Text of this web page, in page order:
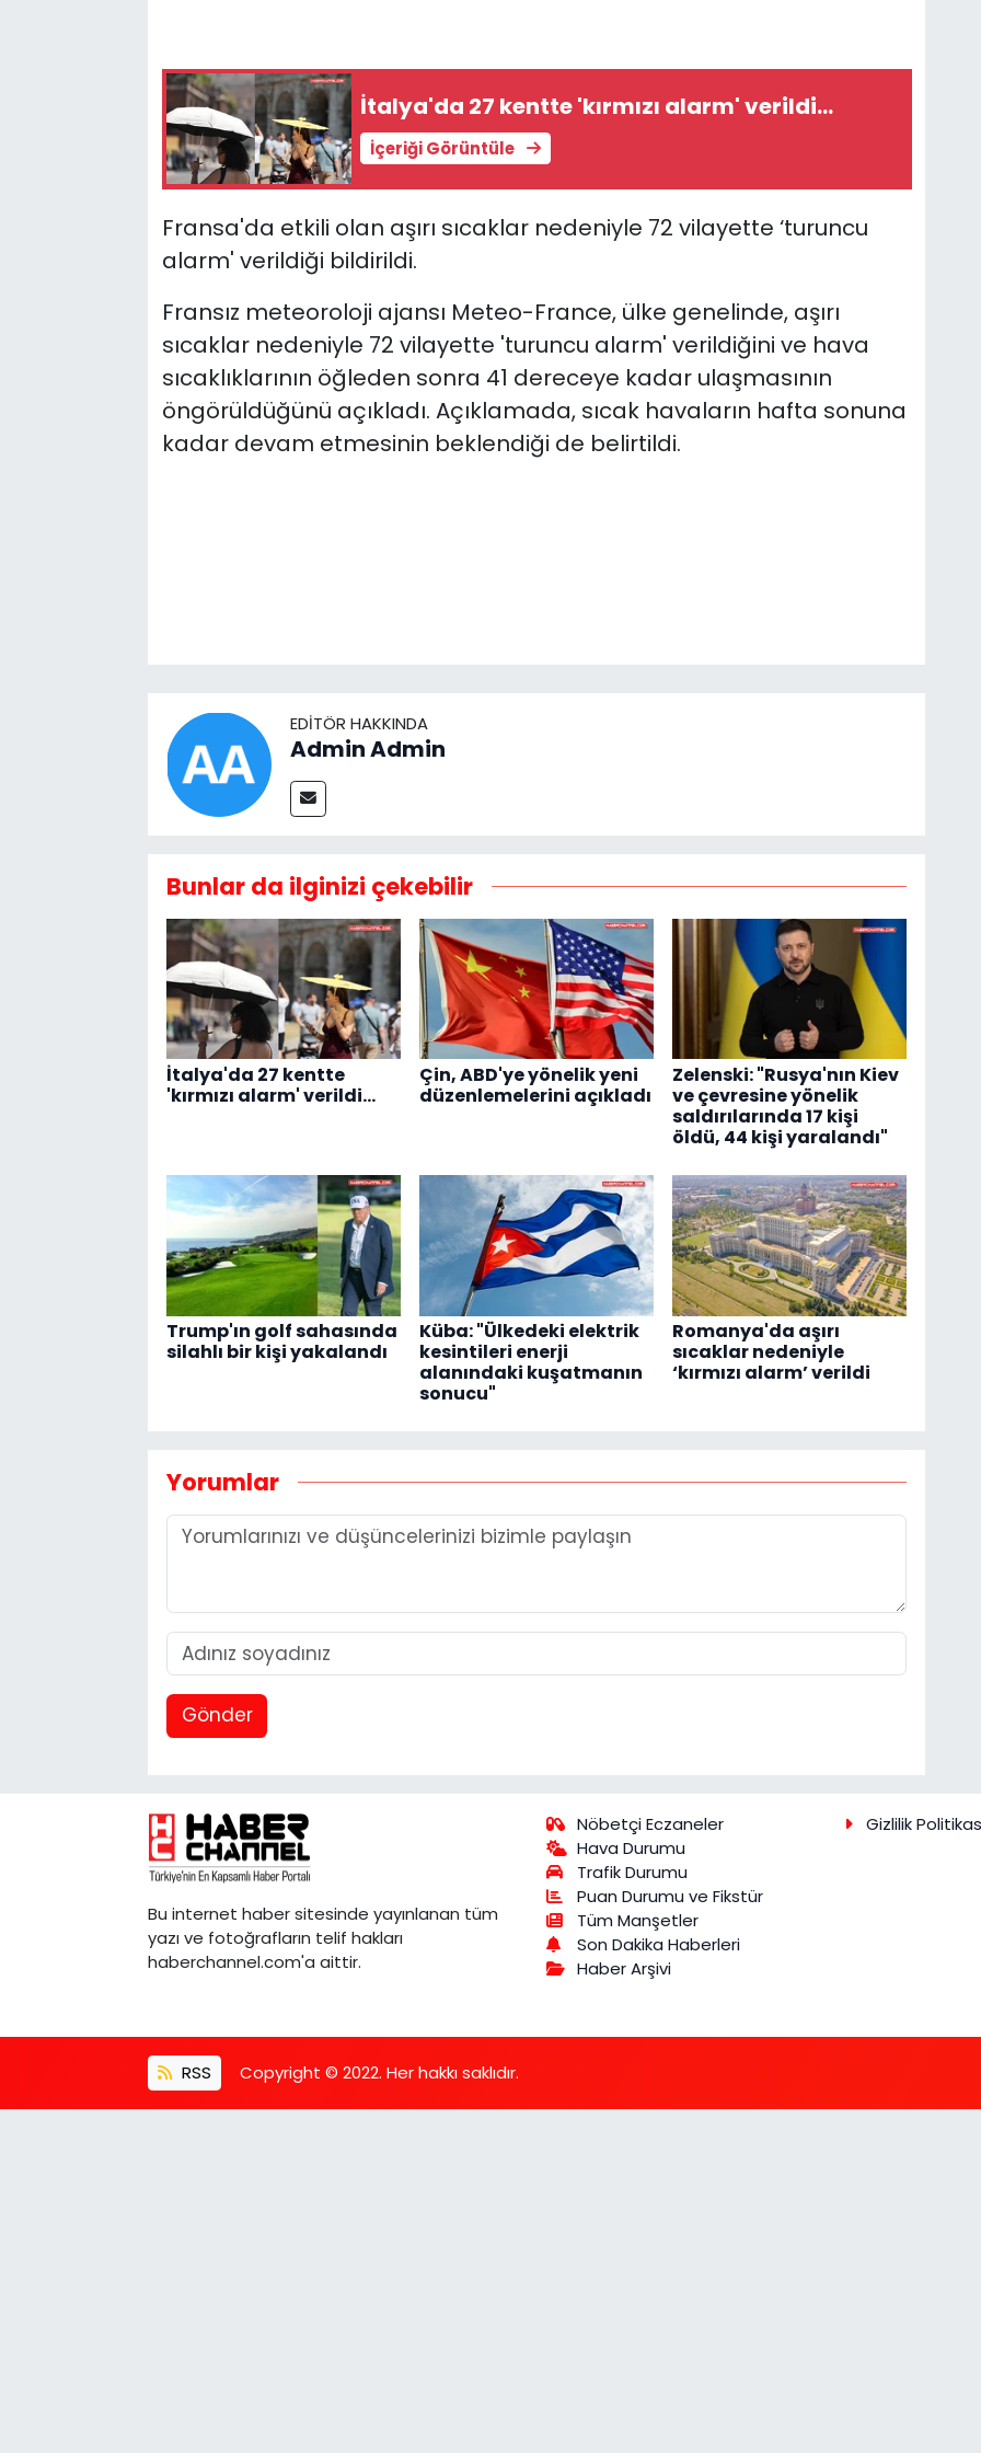
İtalya'da 27 kentte 'kırmızı alarm' verildi...
İçeriği Görüntüle
Fransa'da etkili olan aşırı sıcaklar nedeniyle 72 vilayette ‘turuncu
alarm' verildiği bildirildi.
Fransız meteoroloji ajansı Meteo-France, ülke genelinde, aşırı
sıcaklar nedeniyle 72 vilayette 'turuncu alarm' verildiğini ve hava
sıcaklıklarının öğleden sonra 41 dereceye kadar ulaşmasının
öngörüldüğünü açıkladı. Açıklamada, sıcak havaların hafta sonuna
kadar devam etmesinin beklendiği de belirtildi.
EDITÖR HAKKINDA
Admin Admin
Bunlar da ilginizi çekebilir
İtalya'da 27 kentte
'kırmızı alarm' verildi...
Çin, ABD'ye yönelik yeni
düzenlemelerini açıkladı
Zelenski: "Rusya'nın Kiev
ve çevresine yönelik
saldırılarında 17 kişi
öldü, 44 kişi yaralandı"
Trump'ın golf sahasında
silahlı bir kişi yakalandı
Küba: "Ülkedeki elektrik
kesintileri enerji
alanındaki kuşatmanın
sonucu"
Romanya'da aşırı
sıcaklar nedeniyle
‘kırmızı alarm’ verildi
Yorumlar
Gönder
Bu internet haber sitesinde yayınlanan tüm
yazı ve fotoğrafların telif hakları
haberchannel.com'a aittir.
Nöbetçi Eczaneler
Hava Durumu
Trafik Durumu
Puan Durumu ve Fikstür
Tüm Manşetler
Son Dakika Haberleri
Haber Arşivi
Gizlilik
RSS Copyright © 2022. Her hakkı saklıdır.